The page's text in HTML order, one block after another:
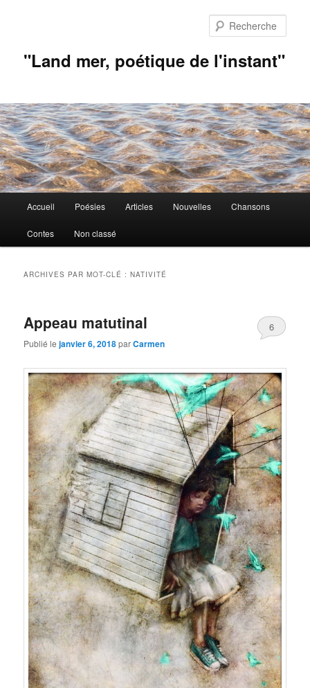
"Land mer, poétique de l'instant"
principal
Accueil Poésies Articles Nouvelles Chansons
Contes Non classé
ARCHIVES PAR MOT-CLÉ :NATIVITÉ
Appeau matutinal
Publié lejanvier 6, 2018parCarmen
6